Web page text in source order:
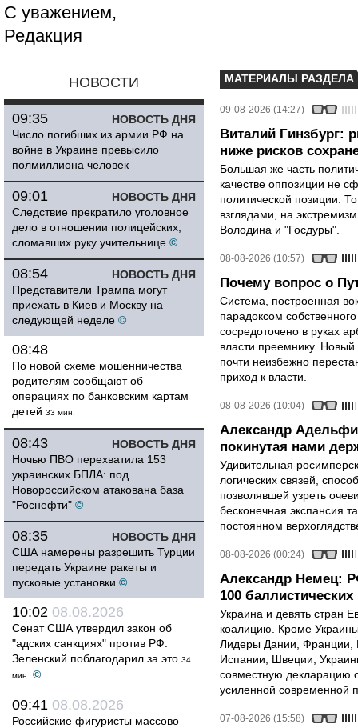
С уважением,
Редакция
НОВОСТИ
НОВОСТЬ ДНЯ
09:35
Число погибших из армии РФ на
войне в Украине превысило
полмиллиона человек
НОВОСТЬ ДНЯ
09:01
Следствие прекратило уголовное
дело в отношении полицейских,
сломавших руку учительнице ©
НОВОСТЬ ДНЯ
08:54
Представители Трампа могут
приехать в Киев и Москву на
следующей неделе ©
08:48
По новой схеме мошенничества
родителям сообщают об
операциях по банковским картам
детей 33 мин.
НОВОСТЬ ДНЯ
08:43
Ночью ПВО перехватила 153
украинских БПЛА: под
Новороссийском атакована база
"Роснефти" ©
НОВОСТЬ ДНЯ
08:35
США намерены разрешить Турции
передать Украине ракеты и
пусковые установки ©
10:02 08.08.2026
Сенат США утвердил закон об
"адских санкциях" против РФ:
Зеленский поблагодарил за это 34
мин.
©
09:41 08.08.2026
Российские фигуристы массово
МАТЕРИАЛЫ РАЗДЕЛА
09-08-2026 (14:27)
Виталий Гинзбург:
ниже рисков
Большая же часть
качестве оппозиции не
политической позиции.
взглядами, на
Володина и "Госдуры".
08-08-2026 (10:57)
Почему вопрос о
Система, построенная
парадоксом
сосредоточено в руках
власти преемнику.
почти неизбежно
приход к власти.
08-08-2026 (10:04)
Александр
покинутая нами
Удивительная
логических связей,
позволявшей узреть
бесконечная экспансия
постоянном
08-08-2026 (00:24)
Александр Немец:
100 баллистических
Украина и девять стран
коалицию. Кроме
Лидеры Дании, Франции,
Испании, Швеции,
совместную декларацию
усиленной современной
07-08-2026 (15:58)